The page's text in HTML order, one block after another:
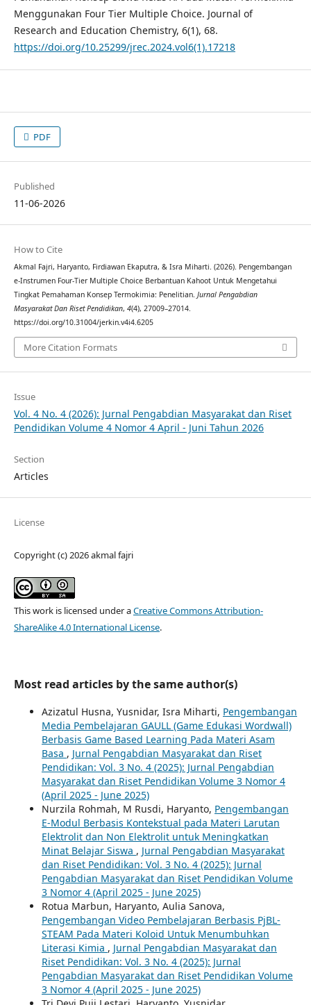
Menggunakan Four Tier Multiple Choice. Journal of
Research and Education Chemistry, 6(1), 68.
https://doi.org/10.25299/jrec.2024.vol6(1).17218
PDF
Published
11-06-2026
How to Cite
Akmal Fajri, Haryanto, Firdiawan Ekaputra, & Isra Miharti. (2026). Pengembangan
e-Instrumen Four-Tier Multiple Choice Berbantuan Kahoot Untuk Mengetahui
Tingkat Pemahaman Konsep Termokimia: Penelitian. Jurnal Pengabdian
Masyarakat Dan Riset Pendidikan, 4(4), 27009–27014.
https://doi.org/10.31004/jerkin.v4i4.6205
More Citation Formats
Issue
Vol. 4 No. 4 (2026): Jurnal Pengabdian Masyarakat dan Riset
Pendidikan Volume 4 Nomor 4 April - Juni Tahun 2026
Section
Articles
License
Copyright (c) 2026 akmal fajri
This work is licensed under aCreative Commons Attribution-
ShareAlike 4.0 International License.
Most read articles by the same author(s)
Azizatul Husna, Yusnidar, Isra Miharti, Pengembangan
Media Pembelajaran GAULL (Game Edukasi Wordwall)
Berbasis Game Based Learning Pada Materi Asam
Basa , Jurnal Pengabdian Masyarakat dan Riset
Pendidikan: Vol. 3 No. 4 (2025): Jurnal Pengabdian
Masyarakat dan Riset Pendidikan Volume 3 Nomor 4
(April 2025 - June 2025)
Nurzila Rohmah, M Rusdi, Haryanto, Pengembangan
E-Modul Berbasis Kontekstual pada Materi Larutan
Elektrolit dan Non Elektrolit untuk Meningkatkan
Minat Belajar Siswa , Jurnal Pengabdian Masyarakat
dan Riset Pendidikan: Vol. 3 No. 4 (2025): Jurnal
Pengabdian Masyarakat dan Riset Pendidikan Volume
3 Nomor 4 (April 2025 - June 2025)
Rotua Marbun, Haryanto, Aulia Sanova,
Pengembangan Video Pembelajaran Berbasis PjBL-
STEAM Pada Materi Koloid Untuk Menumbuhkan
Literasi Kimia , Jurnal Pengabdian Masyarakat dan
Riset Pendidikan: Vol. 3 No. 4 (2025): Jurnal
Pengabdian Masyarakat dan Riset Pendidikan Volume
3 Nomor 4 (April 2025 - June 2025)